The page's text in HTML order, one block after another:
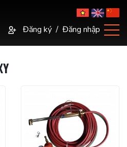
Đăng ký / Đăng nhập